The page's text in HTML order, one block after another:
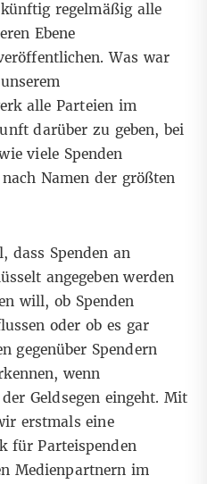
regelmäßig alle
Ebene
Was war
alle Parteien im
darüber zu geben, bei
viele Spenden
Namen der größten
dass Spenden an
angegeben werden
will, ob Spenden
oder ob es gar
gegenüber Spendern
wenn
Geldsegen eingeht. Mit
erstmals eine
für Parteispenden
Medienpartnern im